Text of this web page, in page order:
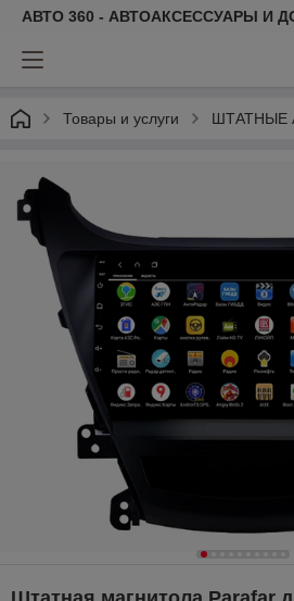
АВТО 360 - АВТОАКСЕССУАРЫ И
Товары и услуги ШТАТНЫЕ